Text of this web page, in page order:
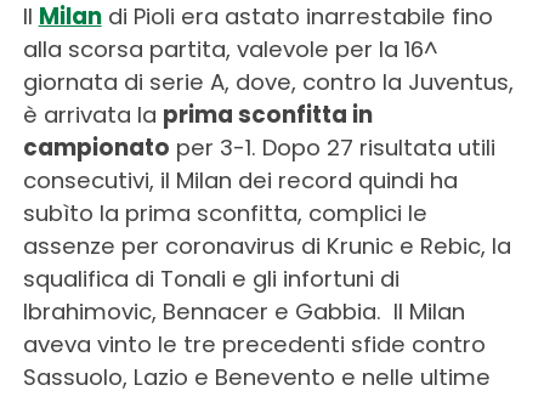
Il Milandi Pioli era astato inarrestabile fino
alla scorsa partita, valevole per la 16^
giornata di serie A, dove, contro la Juventus,
è arrivata la prima sconfitta in
campionato per 3-1. Dopo 27 risultata utili
consecutivi, il Milan dei record quindi ha
subìto la prima sconfitta, complici le
assenze per coronavirus di Krunic e Rebic, la
squalifica di Tonali e gli infortuni di
Ibrahimovic, Bennacer e Gabbia. Il Milan
aveva vinto le tre precedenti sfide contro
Sassuolo, Lazio e Benevento e nelle ultime